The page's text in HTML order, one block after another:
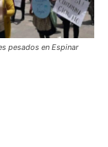
pesados en Espinar